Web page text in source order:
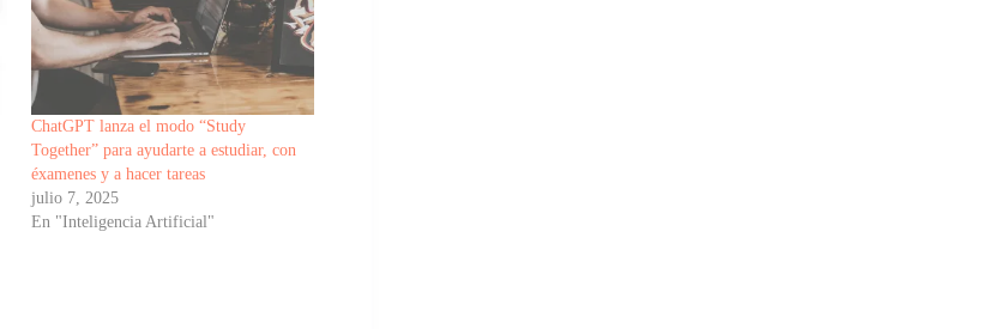
ChatGPT lanza el modo “Study
Together” para ayudarte a estudiar, con
éxamenes y a hacer tareas
julio 7, 2025
En "Inteligencia Artificial"